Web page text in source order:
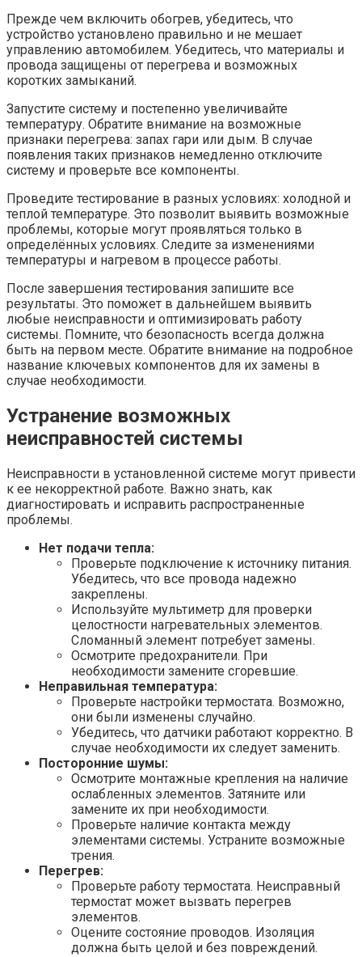
Прежде чем включить обогрев, убедитесь, что
устройство установлено правильно и не мешает
управлению автомобилем. Убедитесь, что материалы и
провода защищены от перегрева и возможных
коротких замыканий.
Запустите систему и постепенно увеличивайте
температуру. Обратите внимание на возможные
признаки перегрева: запах гари или дым. В случае
появления таких признаков немедленно отключите
систему и проверьте все компоненты.
Проведите тестирование в разных условиях: холодной и
теплой температуре. Это позволит выявить возможные
проблемы, которые могут проявляться только в
определённых условиях. Следите за изменениями
температуры и нагревом в процессе работы.
После завершения тестирования запишите все
результаты. Это поможет в дальнейшем выявить
любые неисправности и оптимизировать работу
системы. Помните, что безопасность всегда должна
быть на первом месте. Обратите внимание на подробное
название ключевых компонентов для их замены в
случае необходимости.
Устранение возможных
неисправностей системы
Неисправности в установленной системе могут привести
к ее некорректной работе. Важно знать, как
диагностировать и исправить распространенные
проблемы.
Нет подачи тепла:
Проверьте подключение к источнику питания.
Убедитесь, что все провода надежно
закреплены.
Используйте мультиметр для проверки
целостности нагревательных элементов.
Сломанный элемент потребует замены.
Осмотрите предохранители. При
необходимости замените сгоревшие.
Неправильная температура:
Проверьте настройки термостата. Возможно,
они были изменены случайно.
Убедитесь, что датчики работают корректно. В
случае необходимости их следует заменить.
Посторонние шумы:
Осмотрите монтажные крепления на наличие
ослабленных элементов. Затяните или
замените их при необходимости.
Проверьте наличие контакта между
элементами системы. Устраните возможные
трения.
Перегрев:
Проверьте работу термостата. Неисправный
термостат может вызвать перегрев
элементов.
Оцените состояние проводов. Изоляция
должна быть целой и без повреждений.